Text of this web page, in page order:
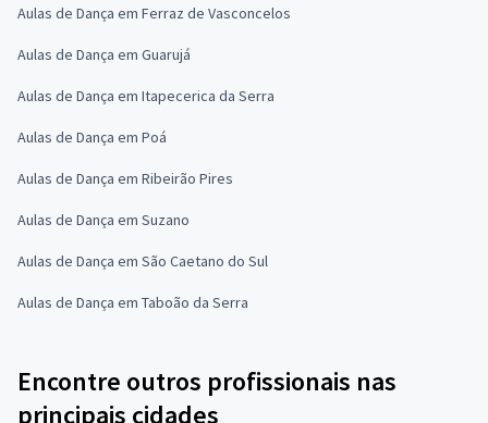
Aulas de Dança em Ferraz de Vasconcelos
Aulas de Dança em Guarujá
Aulas de Dança em Itapecerica da Serra
Aulas de Dança em Poá
Aulas de Dança em Ribeirão Pires
Aulas de Dança em Suzano
Aulas de Dança em São Caetano do Sul
Aulas de Dança em Taboão da Serra
Encontre outros profissionais nas
principais cidades